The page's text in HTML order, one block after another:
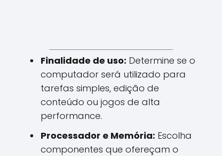
Finalidade de uso: Determine se o
computador será utilizado para
tarefas simples, edição de
conteúdo ou jogos de alta
performance.
Processador e Memória: Escolha
componentes que ofereçam o